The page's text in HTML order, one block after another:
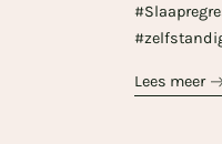
Lees meer